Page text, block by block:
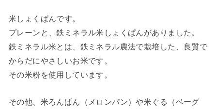
米しょくぱんです。
プレーンと、鉄ミネラル米しょくぱんがありました。
鉄ミネラル米とは、鉄ミネラル農法で栽培した、良質で
からだにやさしいお米です。
その米粉を使用しています。
その他、米ろんぱん（メロンパン）や米ぐる（ベーグ